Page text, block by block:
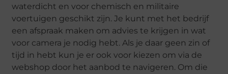
waterdicht en voor chemisch en militaire
voertuigen geschikt zijn. Je kunt met het bedrijf
een afspraak maken om advies te krijgen in wat
voor camera je nodig hebt. Als je daar geen zin of
tijd in hebt kun je er ook voor kiezen om via de
webshop door het aanbod te navigeren. Om die